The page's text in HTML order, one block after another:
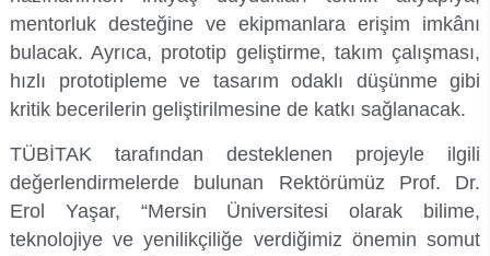
mentorluk desteğine ve ekipmanlara erişim imkânı
bulacak. Ayrıca, prototip geliştirme, takım çalışması,
hızlı prototipleme ve tasarım odaklı düşünme gibi
kritik becerilerin geliştirilmesine de katkı sağlanacak.
TÜBİTAK tarafından desteklenen projeyle ilgili
değerlendirmelerde bulunan Rektörümüz Prof. Dr.
Erol Yaşar, “Mersin Üniversitesi olarak bilime,
teknolojiye ve yenilikçiliğe verdiğimiz önemin somut
Su Ürünleri Fakültesi
Tıp Fakültesi
Turizm Fakültesi
Gıda Araştırmaları Uygulama ve Araştırma Merkezi
Göç Araştırmaları Uygulama ve Araştırma Merkezi
Görsel İşitsel Yapımlar Uygulama ve Araştırma Merkezi
Hastane